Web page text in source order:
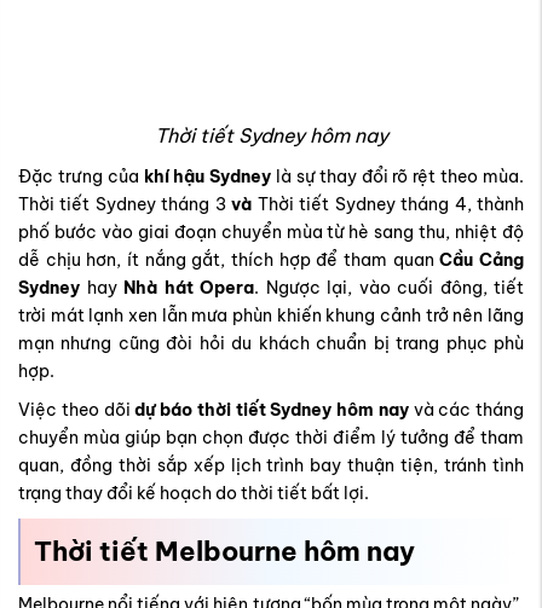
trời mát lạnh xen lẫn mưa phùn khiến khung cảnh trở nên lãng
mạn nhưng cũng đòi hỏi du khách chuẩn bị trang phục phù
hợp.
Việc theo dõi
dự báo thời tiết Sydney hôm nay
và các tháng
chuyển mùa giúp bạn chọn được thời điểm lý tưởng để tham
quan, đồng thời sắp xếp lịch trình bay thuận tiện, tránh tình
trạng thay đổi kế hoạch do thời tiết bất lợi.
Thời tiết Melbourne hôm nay
Melbourne nổi tiếng với hiện tượng “bốn mùa trong một ngày”,
vì vậy theo dõi dự báo thường xuyên sẽ giúp bạn chủ động
hơn trong lịch trình tham quan hay công tác.
Thời tiết Melbourne hôm nay
khá đặc biệt, buổi sáng thường
mát mẻ với mức nhiệt từ 12–16°C, sau đó tăng dần lên 20–
25°C vào buổi trưa. Chiều tối có thể xuất hiện mưa nhẹ hoặc
gió mạnh, khiến không khí trở nên se lạnh. Sự thay đổi nhanh